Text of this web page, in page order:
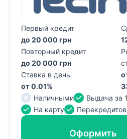
Первый кредит
до 20 000 грн
Повторный кредит
до 20 000 грн
Ставка в день
от 0.01%
Наличными
Выдача за
На карту
Оформить